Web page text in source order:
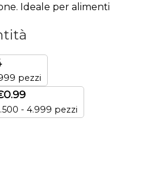
Ideale per alimenti
pezzi
0.99
- 4.999 pezzi